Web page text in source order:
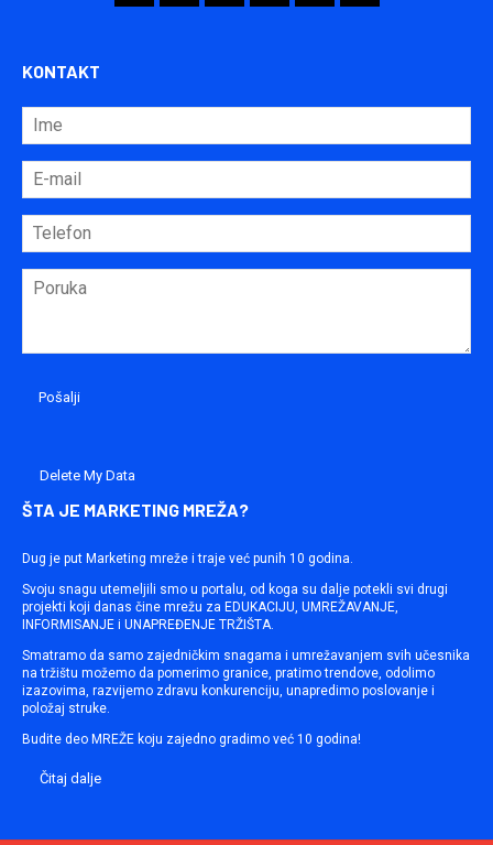
KONTAKT
Delete My Data
ŠTA JE MARKETING MREŽA?
Dug je put Marketing mreže i traje već punih 10 godina.
Svoju snagu utemeljili smo u portalu, od koga su dalje potekli svi drugi
projekti koji danas čine mrežu za EDUKACIJU, UMREŽAVANJE,
INFORMISANJE i UNAPREĐENJE TRŽIŠTA.
Smatramo da samo zajedničkim snagama i umrežavanjem svih učesnika
na tržištu možemo da pomerimo granice, pratimo trendove, odolimo
izazovima, razvijemo zdravu konkurenciju, unapredimo poslovanje i
položaj struke.
Budite deo MREŽE koju zajedno gradimo već 10 godina!
Čitaj dalje